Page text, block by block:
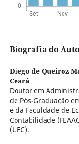
Biografia do
Diego de Queiroz
Ceará
Doutor em
de Pós-Graduação
e da Faculdade de
Contabilidade
(UFC).